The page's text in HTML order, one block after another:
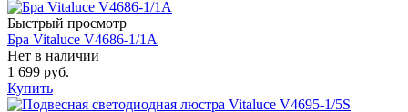
Быстрый просмотр
Бра Vitaluce V4686-1/1A
Нет в наличии
1 699 руб.
Купить